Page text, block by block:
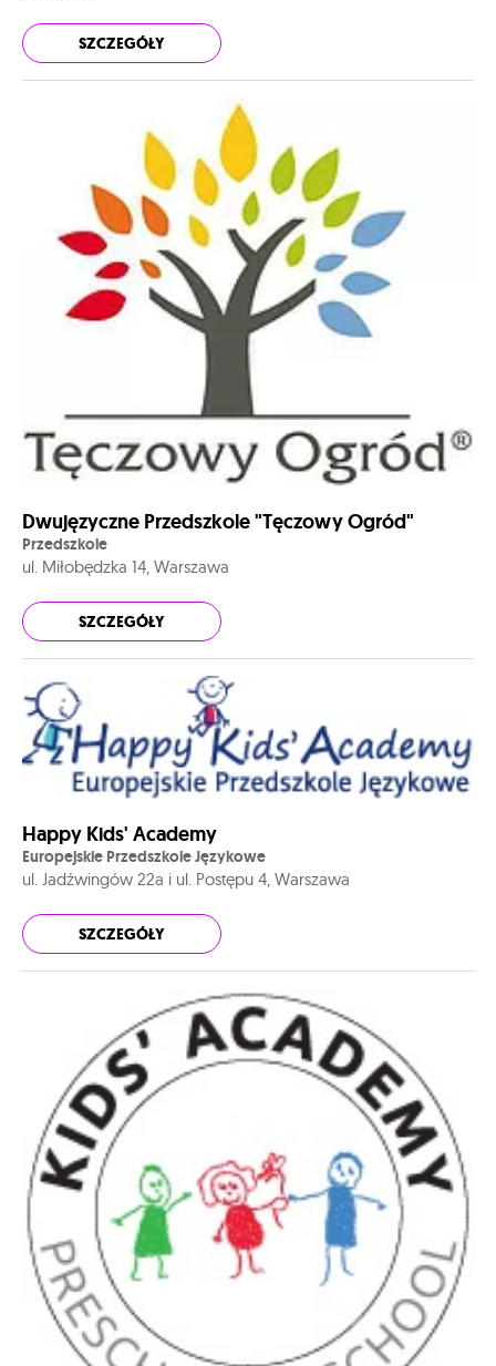
SZCZEGÓŁY
Dwujęzyczne Przedszkole "Tęczowy Ogród"
Przedszkole
ul. Miłobędzka 14, Warszawa
SZCZEGÓŁY
Happy Kids' Academy
Europejskie Przedszkole Językowe
ul. Jadźwingów 22a i ul. Postępu 4, Warszawa
SZCZEGÓŁY